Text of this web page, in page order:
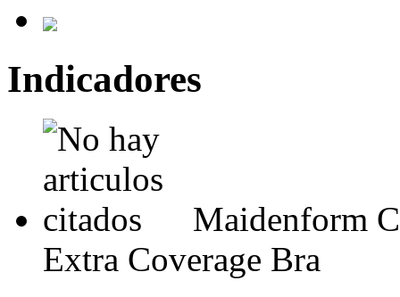
Indicadores
Maidenform
Extra Coverage Bra